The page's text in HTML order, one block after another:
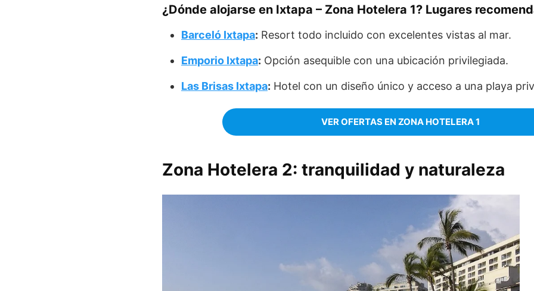
¿Dónde alojarse en Ixtapa – Zona Hotelera 1? Lugares
Barceló Ixtapa: Resort todo incluido con excelentes vistas al mar.
Emporio Ixtapa: Opción asequible con una ubicación privilegiada.
Las Brisas Ixtapa: Hotel con un diseño único y acceso a una playa
VER OFERTAS EN ZONA HOTELERA 1
Zona Hotelera 2: tranquilidad y naturaleza